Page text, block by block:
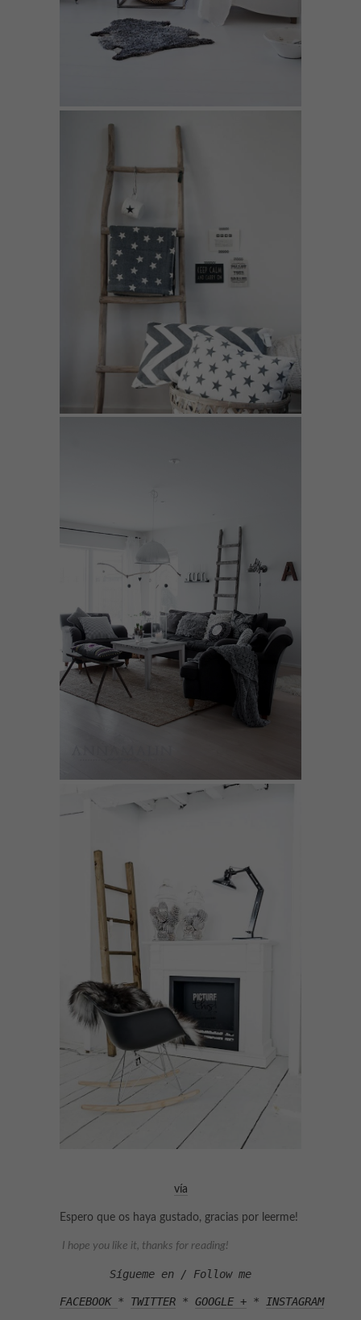
vía
Espero que os haya gustado, gracias por leerme!
I hope you like it, thanks for reading!
Sígueme en / Follow me
FACEBOOK * TWITTER * GOOGLE + * INSTAGRAM